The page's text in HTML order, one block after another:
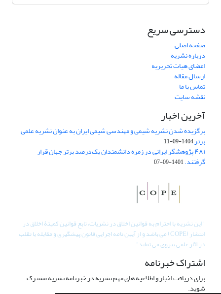
دسترسی سریع
صفحه اصلی
درباره نشریه
اعضای هیات تحریریه
ارسال مقاله
تماس با ما
نقشه سایت
آخرین اخبار
برگزیده شدن نشریه شیمی و مهندسی شیمی ایران به عنوان نشریه علمی
برتر1404-09-11
۴۸۱ پژوهشگر ایرانی در زمره دانشمندان یک‌درصد برتر جهان قرار
گرفتند.1401-09-07
"این نشریه با احترام به قوانین اخلاق در نشریات، تابع قوانین کمیتۀ اخلاق در
انتشار (COPE) می باشد و از آیین نامه اجرایی قانون پیشگیری و مقابله با تقلب
در آثار علمی پیروی می نماید".
اشتراک خبرنامه
برای دریافت اخبار و اطلاعیه های مهم نشریه در خبرنامه نشریه مشترک
شوید.